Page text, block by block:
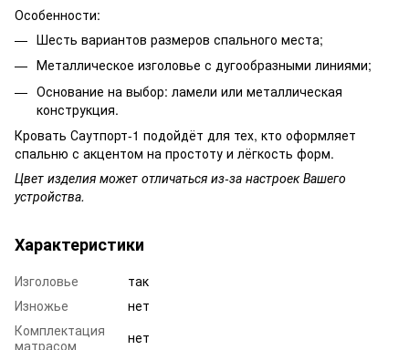
Особенности:
Шесть вариантов размеров спального места;
Металлическое изголовье с дугообразными линиями;
Основание на выбор: ламели или металлическая
конструкция.
Кровать Саутпорт-1 подойдёт для тех, кто оформляет
спальню с акцентом на простоту и лёгкость форм.
Цвет изделия может отличаться из-за настроек Вашего
устройства.
Характеристики
Изголовье
так
Изножье
нет
Комплектация
матрасом
нет